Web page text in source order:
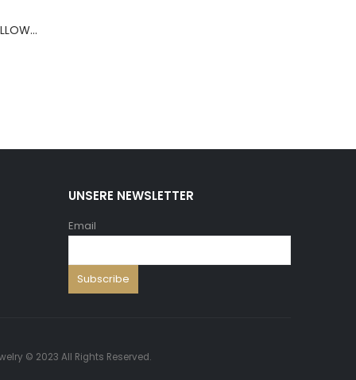
BERNS ARMBAND PILLOW+HOLD.8*8 ,5 WH.PU
UNSERE NEWSLETTER
Email
© 2023 All Rights Reserved.